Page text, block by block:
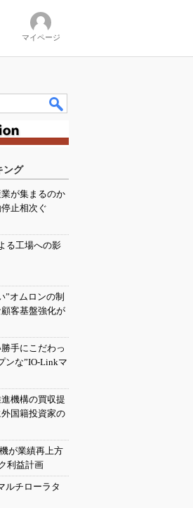
マイページ
ング
が集まるのか
止相次ぐ
る工場への影
”オムロンの制
客基盤強化が
手にこだわっ
ンな”IO-Linkマ
機構の買収提
国籍投資家の
が業績再上方
利益計画
ルチローラタ